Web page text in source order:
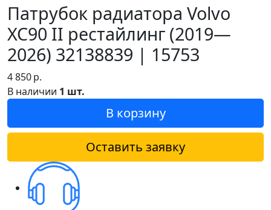
Патрубок радиатора Volvo
XC90 II рестайлинг (2019—
2026) 32138839 | 15753
4 850р.
В наличии 1 шт.
В корзину
Оставить заявку